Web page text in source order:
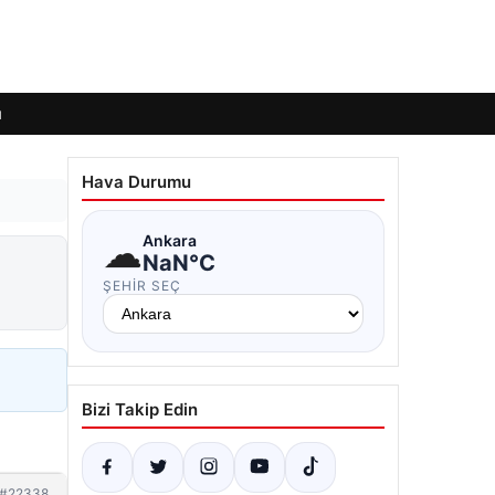
Hava Durumu
☁Ankara
NaN°C
ŞEHIR SEÇ
Bizi Takip Edin